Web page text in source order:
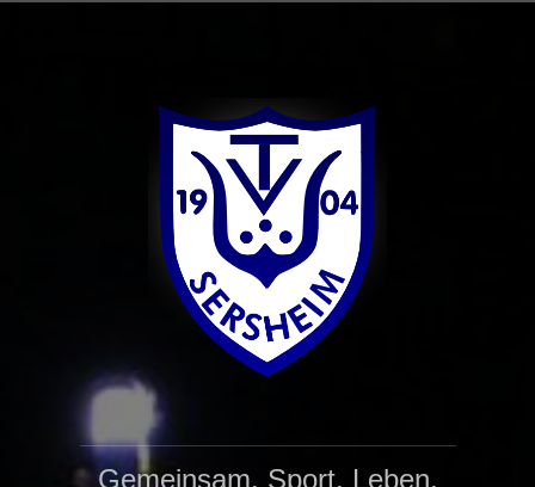
Gemeinsam. Sport. Leben.